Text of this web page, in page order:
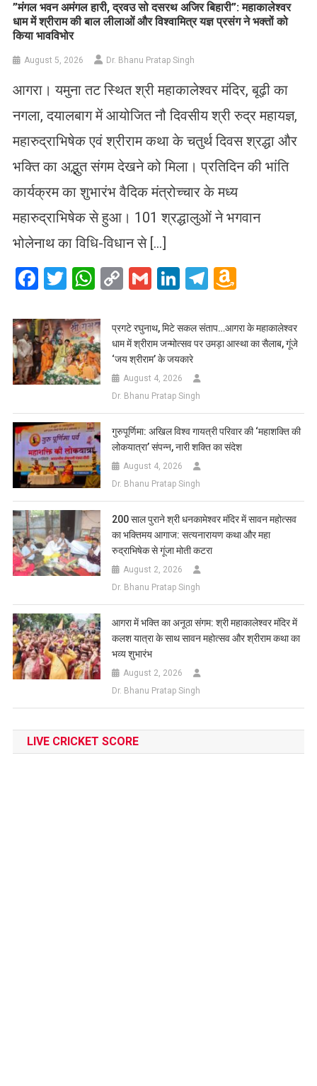
​”मंगल भवन अमंगल हारी, द्रवउ सो दसरथ अजिर बिहारी”: महाकालेश्वर
धाम में श्रीराम की बाल लीलाओं और विश्वामित्र यज्ञ प्रसंग ने भक्तों को
किया भावविभोर
August 5, 2026 Dr. Bhanu Pratap Singh
आगरा। यमुना तट स्थित श्री महाकालेश्वर मंदिर, बूढ़ी का
नगला, दयालबाग में आयोजित नौ दिवसीय श्री रुद्र महायज्ञ,
महारुद्राभिषेक एवं श्रीराम कथा के चतुर्थ दिवस श्रद्धा और
भक्ति का अद्भुत संगम देखने को मिला। प्रतिदिन की भांति
कार्यक्रम का शुभारंभ वैदिक मंत्रोच्चार के मध्य
महारुद्राभिषेक से हुआ। 101 श्रद्धालुओं ने भगवान
भोलेनाथ का विधि-विधान से […]
Facebook
Twitter
WhatsApp
CopyGmailLinkedIn
Telegram
List
प्रगटे रघुनाथ, मिटे सकल संताप…आगरा के महाकालेश्वर
धाम में श्रीराम जन्मोत्सव पर उमड़ा आस्था का सैलाब, गूंजे
‘जय श्रीराम’ के जयकारे
August 4, 2026
Dr. Bhanu Pratap Singh
गुरुपूर्णिमा: अखिल विश्व गायत्री परिवार की ‘महाशक्ति की
लोकयात्रा’ संपन्न, नारी शक्ति का संदेश
August 4, 2026
Dr. Bhanu Pratap Singh
200 साल पुराने श्री धनकामेश्वर मंदिर में सावन महोत्सव
का भक्तिमय आगाज: सत्यनारायण कथा और महा
रुद्राभिषेक से गूंजा मोती कटरा
August 2, 2026
Dr. Bhanu Pratap Singh
आगरा में भक्ति का अनूठा संगम: श्री महाकालेश्वर मंदिर में
कलश यात्रा के साथ सावन महोत्सव और श्रीराम कथा का
भव्य शुभारंभ
August 2, 2026
Dr. Bhanu Pratap Singh
LIVE CRICKET SCORE